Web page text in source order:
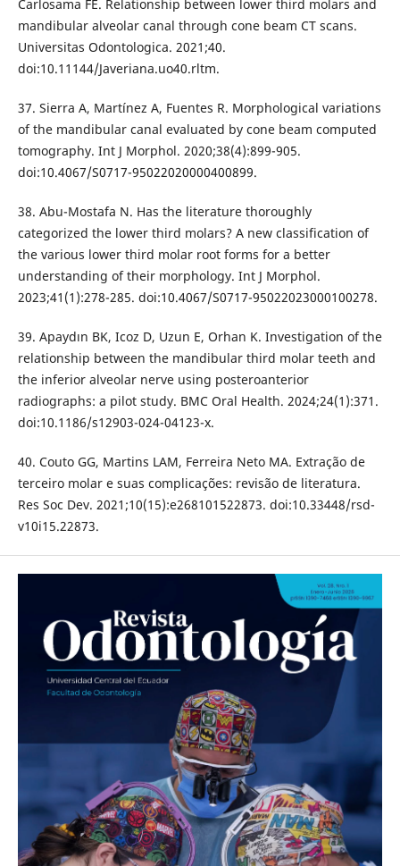
Carlosama FE. Relationship between lower third molars and
mandibular alveolar canal through cone beam CT scans.
Universitas Odontologica. 2021;40.
doi:10.11144/Javeriana.uo40.rltm.
37. Sierra A, Martínez A, Fuentes R. Morphological variations
of the mandibular canal evaluated by cone beam computed
tomography. Int J Morphol. 2020;38(4):899-905.
doi:10.4067/S0717-95022020000400899.
38. Abu-Mostafa N. Has the literature thoroughly
categorized the lower third molars? A new classification of
the various lower third molar root forms for a better
understanding of their morphology. Int J Morphol.
2023;41(1):278-285. doi:10.4067/S0717-95022023000100278.
39. Apaydın BK, Icoz D, Uzun E, Orhan K. Investigation of the
relationship between the mandibular third molar teeth and
the inferior alveolar nerve using posteroanterior
radiographs: a pilot study. BMC Oral Health. 2024;24(1):371.
doi:10.1186/s12903-024-04123-x.
40. Couto GG, Martins LAM, Ferreira Neto MA. Extração de
terceiro molar e suas complicações: revisão de literatura.
Res Soc Dev. 2021;10(15):e268101522873. doi:10.33448/rsd-
v10i15.22873.